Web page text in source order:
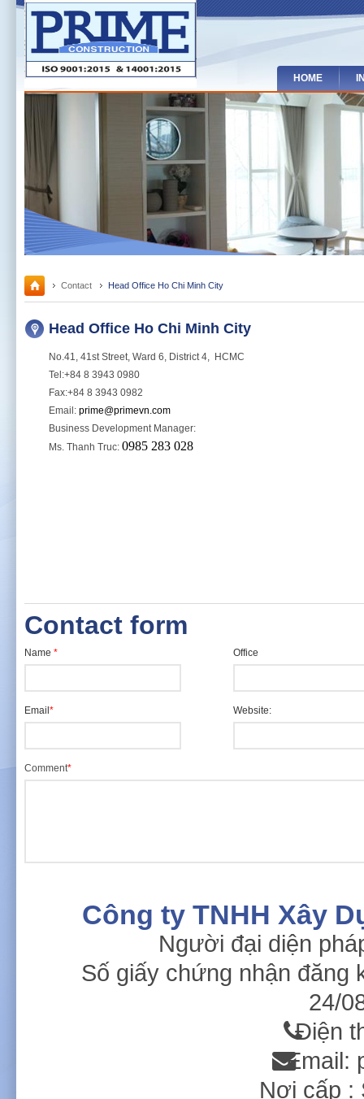
HOME
Contact Head Office Ho Chi Minh City
Head Office Ho Chi Minh City
No.41, 41st Street, Ward 6, District 4, HCMC
Tel:+84 8 3943 0980
Fax:+84 8 3943 0982
Email: prime@primevn.com
Business Development Manager:
Ms. Thanh Truc: 0985 283 028
Contact form
Name * Office
Email * Website:
Comment*
Công ty TNHH Xây
Người đại diện
Số giấy chứng nhận đăng
24/
Điện
Email:
Nơi cấp :